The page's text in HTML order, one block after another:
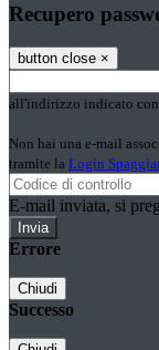
Recupero
button close ×
all'indirizzo indicato
Non hai una e-mail
tramite la Login
E-mail inviata, si
Errore
Chiudi
Successo